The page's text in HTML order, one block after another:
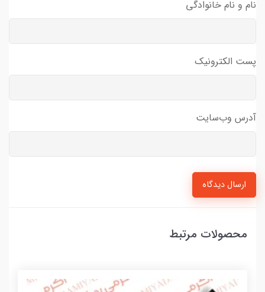
نام و نام خانوادگی
پست الکترونیک
آدرس وب‌سایت
ارسال دیدگاه
محصولات مرتبط